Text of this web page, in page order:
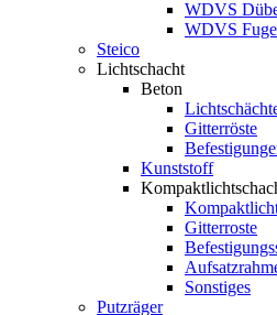
WDVS
WDVS
Steico
Lichtschacht
Beton
Gitterröste
Kunststoff
Gitterroste
Sonstiges
Putzräger